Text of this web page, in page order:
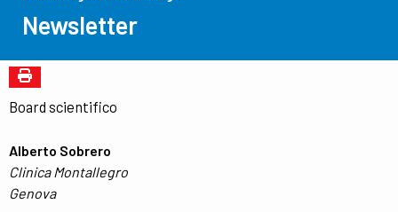
Newsletter
Board scientifico
Alberto Sobrero
Clinica Montallegro
Genova